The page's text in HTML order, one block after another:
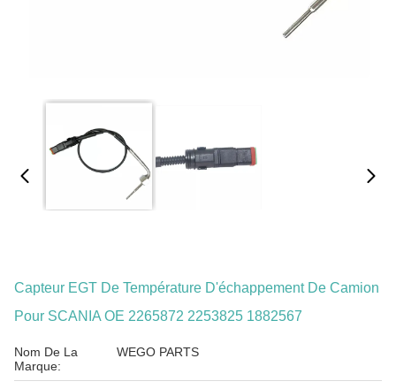
Capteur EGT De Température D'échappement De Camion
Pour SCANIA OE 2265872 2253825 1882567
Nom De La
Marque:
WEGO PARTS